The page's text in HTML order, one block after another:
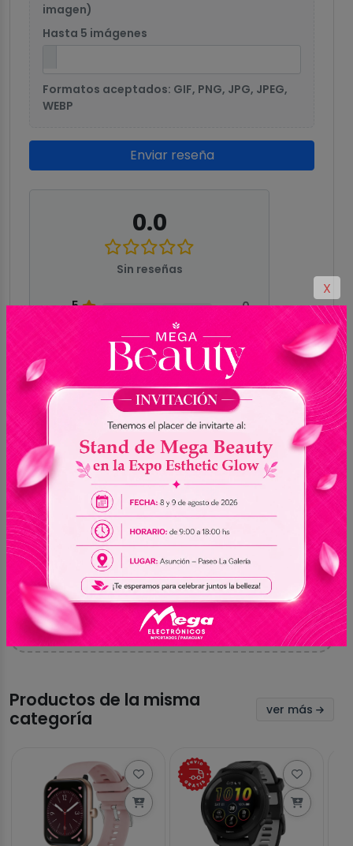
imagen)
Hasta 5 imágenes
Formatos aceptados: GIF, PNG, JPG, JPEG,
WEBP
Enviar reseña
0.0
Sin reseñas
5
0
0
Aún no hay valoraciones
Sé el primero en compartir tu experiencia con
este producto
Productos de la misma
categoría
ver más
X